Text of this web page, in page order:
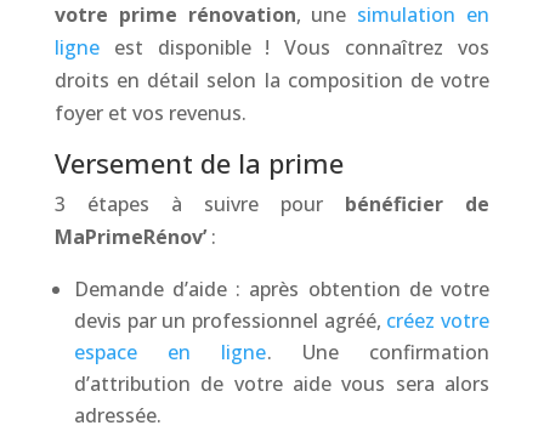
votre prime rénovation, une simulation en
ligneest disponible ! Vous connaîtrez vos
droits en détail selon la composition de votre
foyer et vos revenus.
Versement de la prime
3 étapes à suivre pour bénéficier de
MaPrimeRénov’:
Demande d’aide : après obtention de votre
devis par un professionnel agréé, créez votre
espace en ligne. Une confirmation
d’attribution de votre aide vous sera alors
adressée.